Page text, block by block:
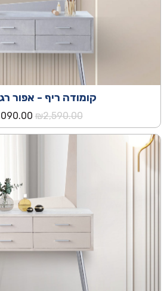
קומודה ריף - אפור
₪2,590.00
המחיר
המקורי
היה: